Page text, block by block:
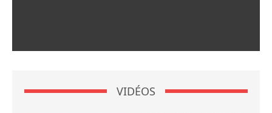
VIDÉOS